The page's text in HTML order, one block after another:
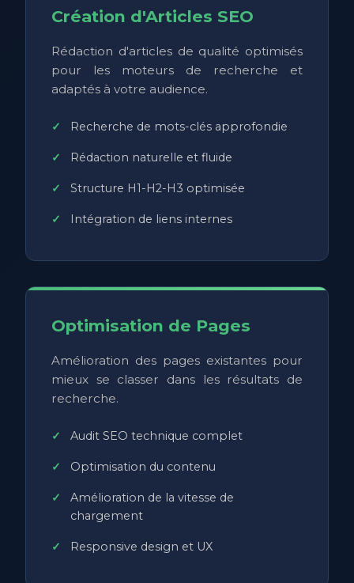
Création d'Articles SEO
Rédaction d'articles de qualité optimisés
pour les moteurs de recherche et
adaptés à votre audience.
Recherche de mots-clés approfondie
Rédaction naturelle et fluide
Structure H1-H2-H3 optimisée
Intégration de liens internes
Optimisation de Pages
Amélioration des pages existantes pour
mieux se classer dans les résultats de
recherche.
Audit SEO technique complet
Optimisation du contenu
Amélioration de la vitesse de
chargement
Responsive design et UX